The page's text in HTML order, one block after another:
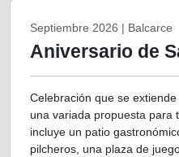
Septiembre 2026 | Balcarce
Aniversario de
Celebración que se
una variada propuesta para
incluye un patio
pilcheros, una plaza de